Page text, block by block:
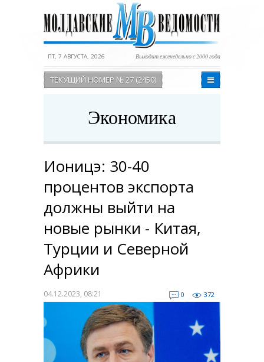
ПТ, 7 АВГУСТА, 2026 Выходит еженедельно с 2000 года
ТЕКУЩИЙ НОМЕР № 27 (2450)
Экономика
Ионицэ: 30-40
процентов экспорта
должны выйти на
новые рынки - Китая,
Турции и Северной
Африки
04.12.2023, 08:21 0 372